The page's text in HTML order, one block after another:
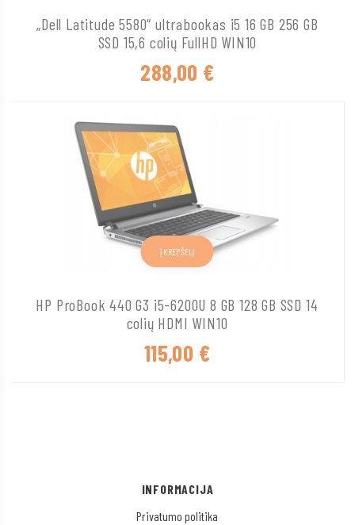
„Dell Latitude 5580“ ultrabookas i5 16 GB 256 GB
SSD 15,6 colių FullHD WIN10
288,00 €
HP ProBook 440 G3 i5-6200U 8 GB 128 GB SSD 14
colių HDMI WIN10
115,00 €
Į KREPŠELĮ
INFORMACIJA
Privatumo politika